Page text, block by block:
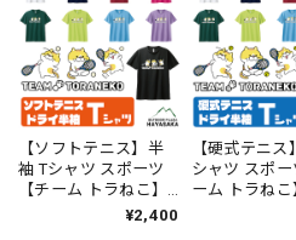
【ソフトテニス】半
袖 Tシャツ スポーツ
【チーム トラねこ】
【ジュニア〜大人サ
¥2,400
【硬式テニス
シャツ スポー
ーム トラね
ュニア〜大人